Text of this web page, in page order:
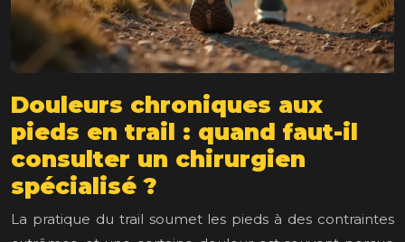
Douleurs chroniques aux
pieds en trail : quand faut-il
consulter un chirurgien
spécialisé ?
La pratique du trail soumet les pieds à des contraintes